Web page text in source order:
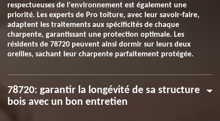
respectueuses de l'environnement est également une
priorité. Les experts de Pro toiture, avec leur savoir-faire,
adaptent les traitements aux spécificités de chaque
charpente, garantissant une protection optimale. Les
résidents de 78720 peuvent ainsi dormir sur leurs deux
oreilles, sachant leur charpente parfaitement protégée.
78720: garantir la longévité de sa structure
bois avec un bon entretien